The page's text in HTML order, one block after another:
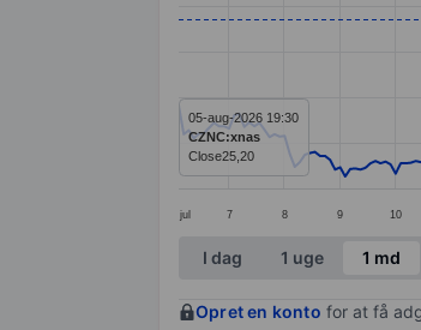
Line chart with 243 data
jul 7 8 9 10
05-aug-2026 19:30
CZNC:xnas
Close25,20
End of interactive chart.
I dag 1 uge 1 md
Opret en konto for at få